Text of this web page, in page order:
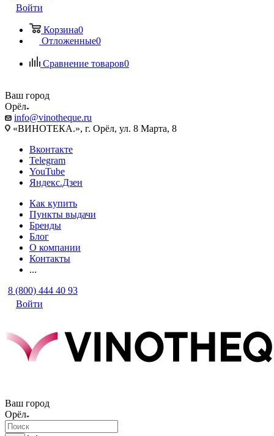
Войти
Корзина0
Отложенные0
Сравнение товаров0
Ваш город
Орёл
info@vinotheque.ru
«ВИНОТЕКА.», г. Орёл, ул. 8 Марта, 8
Вконтакте
Telegram
YouTube
Яндекс.Дзен
Как купить
Пункты выдачи
Бренды
Блог
О компании
Контакты
...
8 (800) 444 40 93
Войти
Ваш город
Орёл